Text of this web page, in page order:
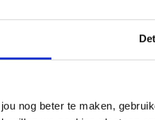
nog beter te maken,